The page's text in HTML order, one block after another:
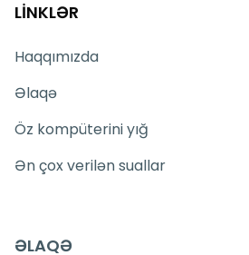
LİNKLƏR
Haqqımızda
Əlaqə
Öz kompüterini yığ
Ən çox verilən suallar
ƏLAQƏ